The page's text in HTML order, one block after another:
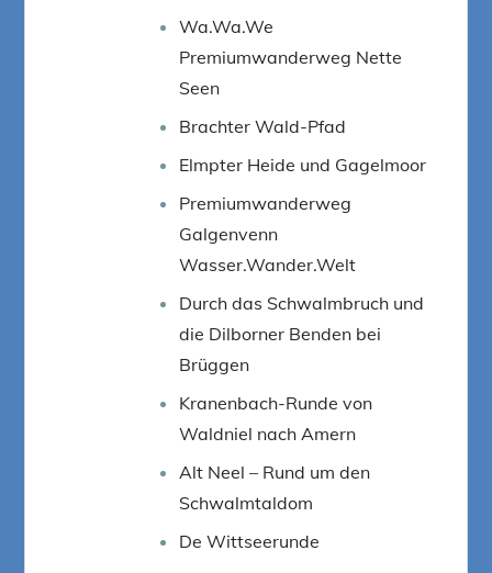
Wa.Wa.We
Premiumwanderweg Nette
Seen
Brachter Wald-Pfad
Elmpter Heide und Gagelmoor
Premiumwanderweg
Galgenvenn
Wasser.Wander.Welt
Durch das Schwalmbruch und
die Dilborner Benden bei
Brüggen
Kranenbach-Runde von
Waldniel nach Amern
Alt Neel – Rund um den
Schwalmtaldom
De Wittseerunde